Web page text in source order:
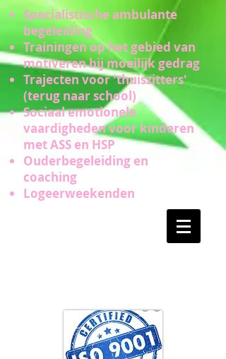
Specialistische ambulante
begeleiding
Trainingen op het gebied van
motiveren bij moeilijk gedrag
Trajecten voor 'thuiszitters'
(terug naar school)
Sociaal emotionele
vaardigheden voor kinderen
met ASS en HSP
Ouderbegeleiding en
coaching
Logeerweekenden